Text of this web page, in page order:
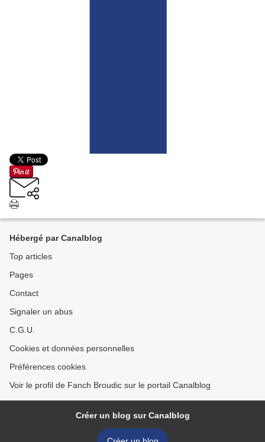
Hébergé par Canalblog
Top articles
Pages
Contact
Signaler un abus
C.G.U.
Cookies et données personnelles
Préférences cookies
Voir le profil de Fanch Broudic sur le portail Canalblog
Créer un blog sur Canalblog